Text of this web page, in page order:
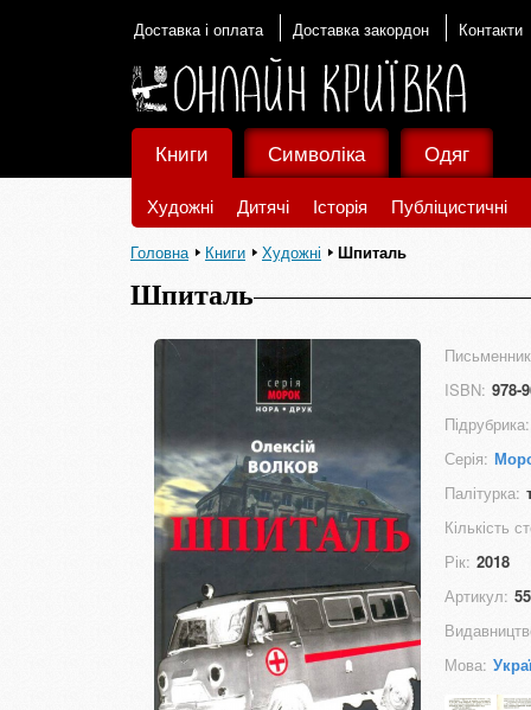
Доставка і оплата Доставка закордон Контакти
Книги
Художні Дитячі Історія Публіцистичні
Символіка Одяг
Головна Книги Художні Шпиталь
Шпиталь
ISBN: 978-
Підрубрика:
Серія:
Палітурка:
Кількість
Рік: 2018
Артикул:
Мова: